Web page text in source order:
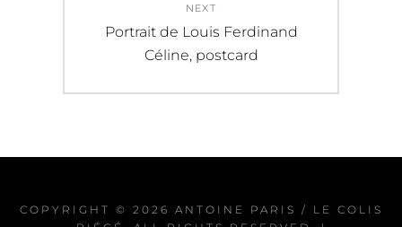
NEXT
Next
Portrait de Louis Ferdinand
Céline, postcard
COPYRIGHT © 2026 ANTOINE PARIS / LE COLIS